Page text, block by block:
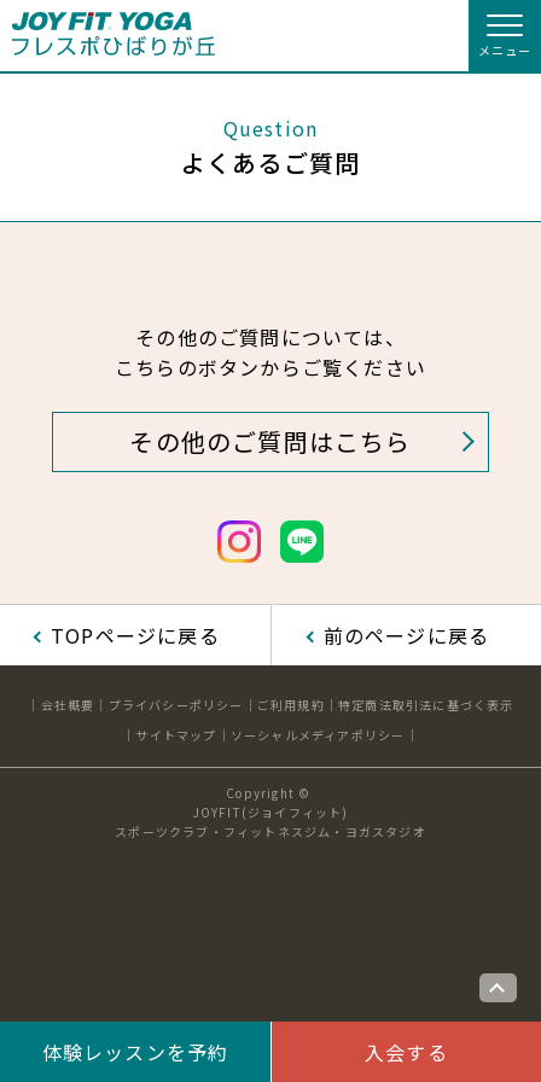
メニュー
会員様向けのご案内
会員の方へトップ
休会お手続き
オプション料金 アクセス
店舗情報・サービス よくあるご質問
入会のお手続きをする
クレジットカードで入会する WEBで入会来店予約
入会を悩まれている方へトップ
キャンペーン JOYFIT YOGAとは
施設ご利用案内 料金のご案内
店舗情報・サービス
店舗へのお問い合わせ
JOYFIT総合トップ JOYFIT
JOYFIT24 JOYFIT YOGA
JOYFIT+ 店舗を探す
Question
よくあるご質問
その他のご質問については、
こちらのボタンからご覧ください
その他のご質問はこちら
体験レッスンを予約 入会する
TOPページに戻る 前のページに戻る
会社概要 プライバシーポリシー ご利用規約
特定商法取引法に基づく表示
サイトマップ
ソーシャルメディアポリシー
Copyright ©
JOYFIT(ジョイフィット)
スポーツクラブ・フィットネスジム・ヨガスタジオ